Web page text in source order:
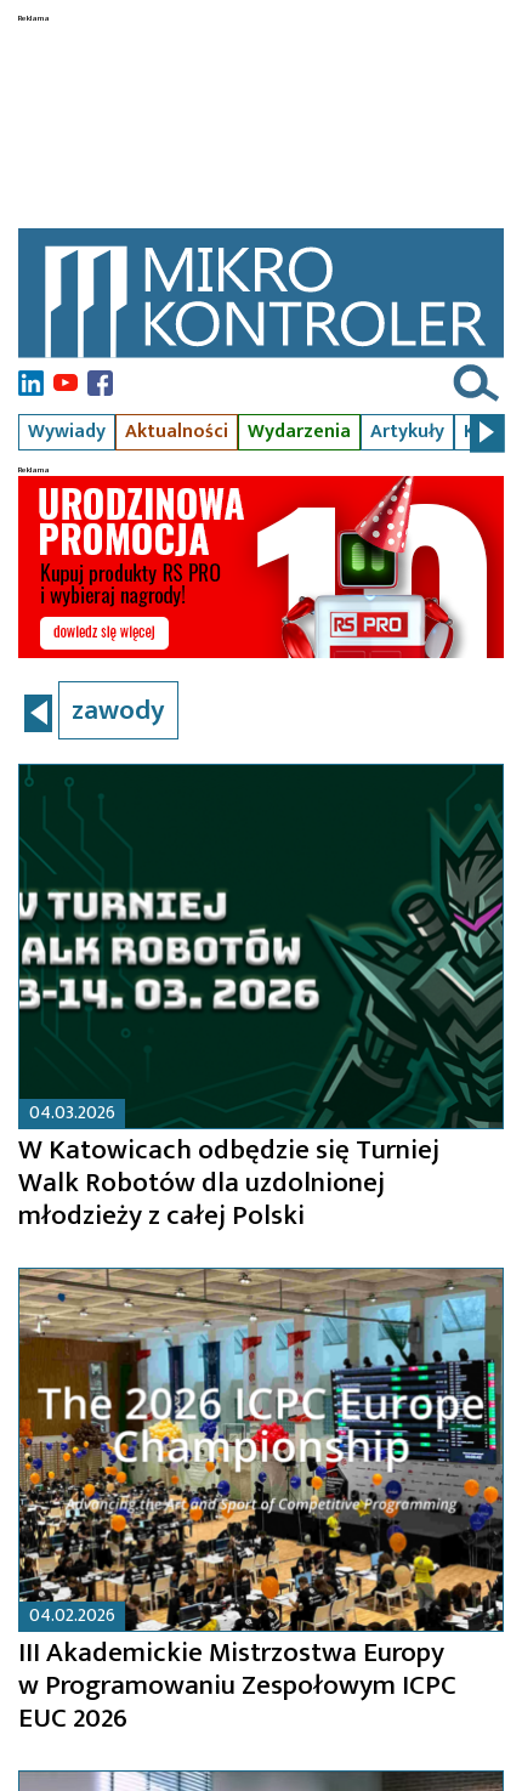
Wywiady Aktualności Wydarzenia Artykuły Kursy
zawody
04.03.2026
W Katowicach odbędzie się Turniej
Walk Robotów dla uzdolnionej
młodzieży z całej Polski
04.02.2026
III Akademickie Mistrzostwa Europy
w Programowaniu Zespołowym ICPC
EUC 2026